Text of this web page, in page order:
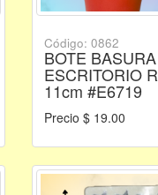
Código: 0862
BOTE BASURA
ESCRITORIO
11cm #E6719
Precio $ 19.00